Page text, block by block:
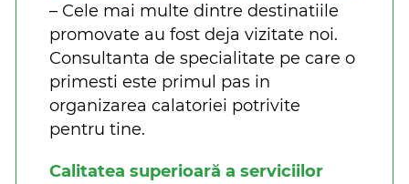
– Cele mai multe dintre destinatiile
promovate au fost deja vizitate noi.
Consultanta de specialitate pe care o
primesti este primul pas in
organizarea calatoriei potrivite
pentru tine.
Calitatea superioară a serviciilor